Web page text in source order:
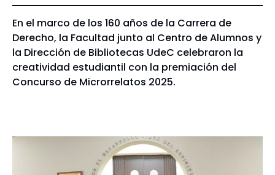
En el marco de los 160 años de la Carrera de
Derecho, la Facultad junto al Centro de Alumnos y
la Dirección de Bibliotecas UdeC celebraron la
creatividad estudiantil con la premiación del
Concurso de Microrrelatos 2025.